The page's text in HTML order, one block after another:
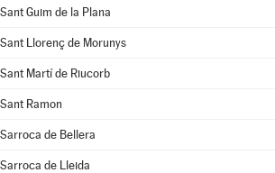
Sant Guim de la Plana
Sant Llorenç de Morunys
Sant Martí de Riucorb
Sant Ramon
Sarroca de Bellera
Sarroca de Lleida